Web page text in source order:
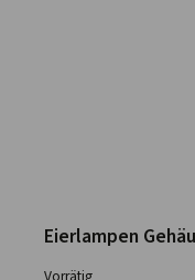
Eierlampen
Vorrätig